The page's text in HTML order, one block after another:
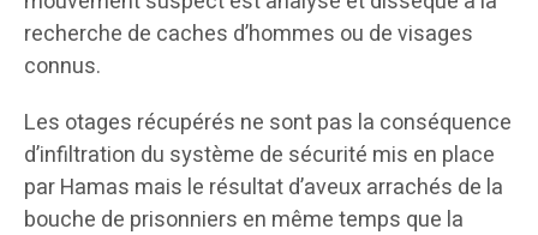
recherche de caches d’hommes ou de visages
connus.
Les otages récupérés ne sont pas la conséquence
d’infiltration du système de sécurité mis en place
par Hamas mais le résultat d’aveux arrachés de la
bouche de prisonniers en même temps que la